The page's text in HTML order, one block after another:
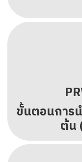
ขั้นตอนการ
ต้น